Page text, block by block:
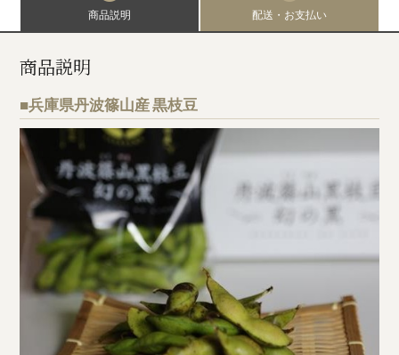
商品説明 配送・お支払い
商品説明
■兵庫県丹波篠山産 黒枝豆